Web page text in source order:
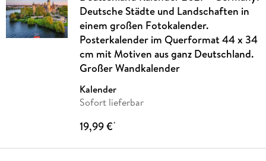
Deutsche Städte und Landschaften in
einem großen Fotokalender.
Posterkalender im Querformat 44 x 34
cm mit Motiven aus ganz Deutschland.
Großer Wandkalender
Kalender
Sofort lieferbar
19,99 €*